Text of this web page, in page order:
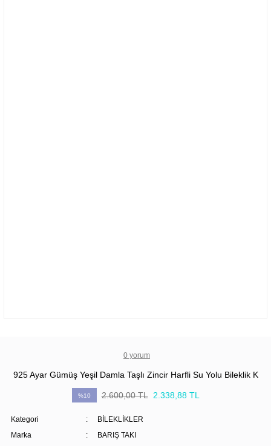
0 yorum
925 Ayar Gümüş Yeşil Damla Taşlı Zincir Harfli Su Yolu Bileklik K
%10 2.600,00 TL 2.338,88 TL
Kategori
BİLEKLİKLER
Marka
BARIŞ TAKI